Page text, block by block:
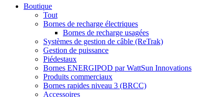
Boutique
Tout
Bornes de recharge électriques
Bornes de recharge usagées
Systèmes de gestion de câble (ReTrak)
Gestion de puissance
Piédestaux
Bornes ENERGIPOD par WattSun Innovations
Produits commerciaux
Bornes rapides niveau 3 (BRCC)
Accessoires